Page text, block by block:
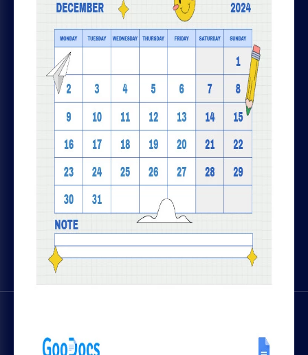
Informativa sui cookie
Règles de remboursement et d'abonnement
Chrome plugin
Contattaci
GOODOCS TEAM LTD
Pavlou Nirvana, 4 Alpha Tower, of. 11,
SOCIAL MEDIA
Trustpilot
© 2026 thegoodocs.com. Tutti i diritti riservati